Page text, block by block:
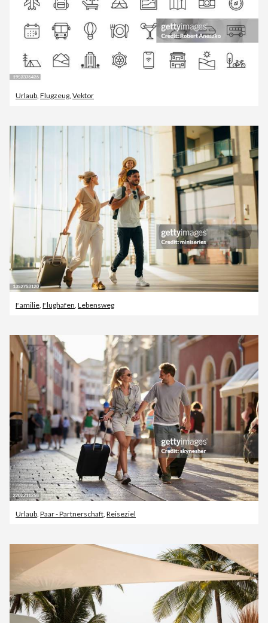
Urlaub, Flugzeug, Vektor
Familie Flughafen Lebensweg
Urlaub Paar - Partnerschaft Reiseziel